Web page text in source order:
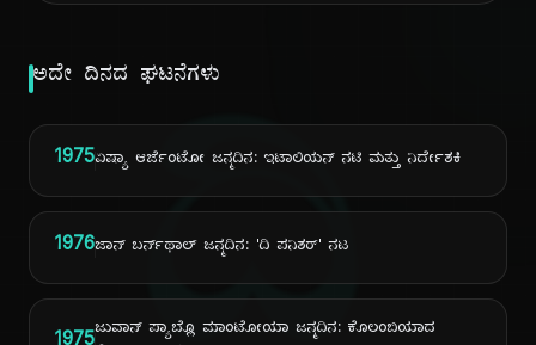
ಅದೇ ದಿನದ ಘಟನೆಗಳು
1975ಏಷ್ಯಾ ಆರ್ಜೆಂಟೋ ಜನ್ಮದಿನ: ಇಟಾಲಿಯನ್ ನಟಿ ಮತ್ತು ನಿರ್ದೇಶಕಿ
1976ಜಾನ್ ಬರ್ನ್‌ಥಾಲ್ ಜನ್ಮದಿನ: 'ದಿ ಪನಿಶರ್' ನಟ
ಜುವಾನ್ ಪ್ಯಾಬ್ಲೊ ಮಾಂಟೋಯಾ ಜನ್ಮದಿನ: ಕೊಲಂಬಿಯಾದ